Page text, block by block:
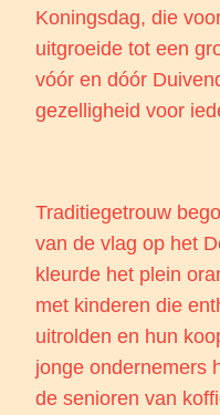
Koningsdag, die
uitgroeide tot een
vóór en dóór
gezelligheid voor
Traditiegetrouw
van de vlag op het
kleurde het plein
met kinderen die
uitrolden en hun
jonge ondernemers
de senioren van